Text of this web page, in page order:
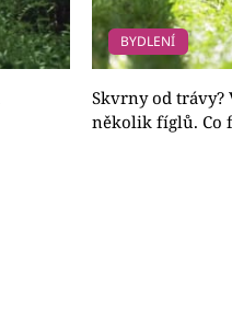
BYDLENÍ
Skvrny od trávy?
několik fíglů. Co